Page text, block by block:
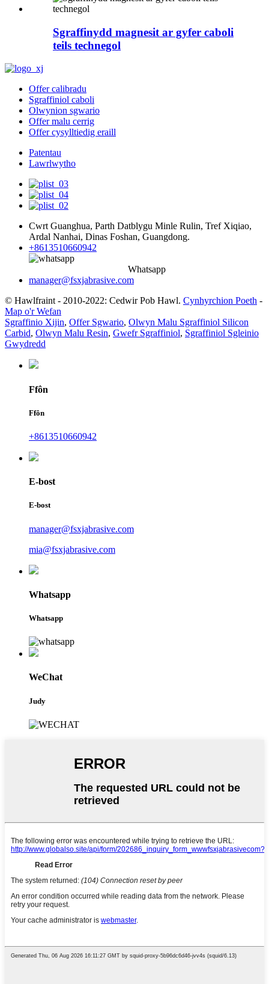
Sgraffinydd magnesit ar gyfer caboli
teils technegol
Offer calibradu
Sgraffiniol caboli
Olwynion sgwario
Offer malu cerrig
Offer cysylltiedig eraill
Patentau
Lawrlwytho
Cwrt Guanghua, Parth Datblygu Minle Rulin, Tref Xiqiao,
Ardal Nanhai, Dinas Foshan, Guangdong.
+8613510660942
Whatsapp
manager@fsxjabrasive.com
© Hawlfraint - 2010-2022: Cedwir Pob Hawl. Cynhyrchion Poeth -
Map o'r Wefan
Sgraffinio Xijin, Offer Sgwario, Olwyn Malu Sgraffiniol Silicon
Carbid, Olwyn Malu Resin, Gwefr Sgraffiniol, Sgraffiniol Sgleinio
Gwydredd
Ffôn
Ffôn
+8613510660942
E-bost
E-bost
manager@fsxjabrasive.com
mia@fsxjabrasive.com
Whatsapp
Whatsapp
WeChat
Judy